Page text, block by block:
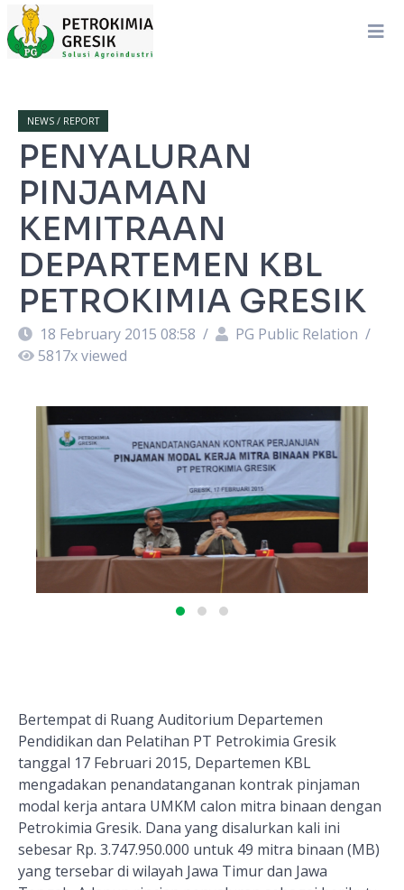
NEWS / REPORT
PENYALURAN
PINJAMAN
KEMITRAAN
DEPARTEMEN KBL
PETROKIMIA GRESIK
18 February 2015 08:58 / PG Public Relation /
5817x viewed
Bertempat di Ruang Auditorium Departemen
Pendidikan dan Pelatihan PT Petrokimia Gresik
tanggal 17 Februari 2015, Departemen KBL
mengadakan penandatanganan kontrak pinjaman
modal kerja antara UMKM calon mitra binaan dengan
Petrokimia Gresik. Dana yang disalurkan kali ini
sebesar Rp. 3.747.950.000 untuk 49 mitra binaan (MB)
yang tersebar di wilayah Jawa Timur dan Jawa